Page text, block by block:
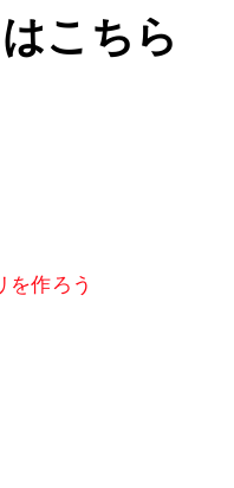
こちら
を作ろう